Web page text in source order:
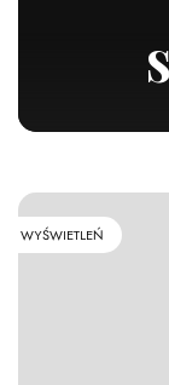
WYŚWIETLEŃ